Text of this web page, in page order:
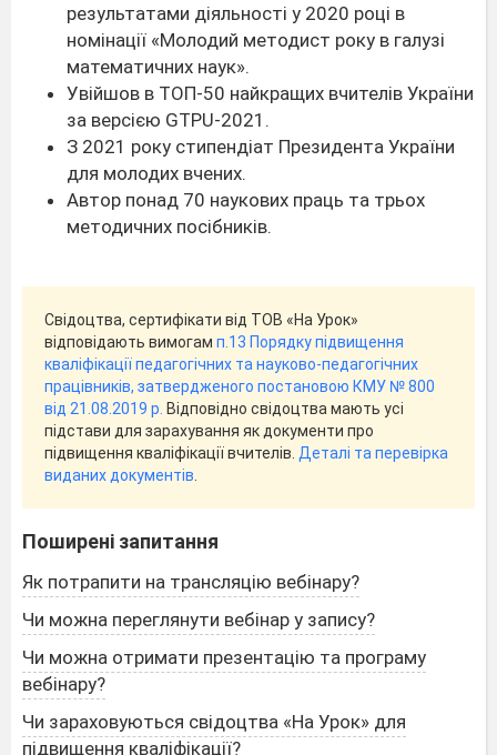
результатами діяльності у 2020 році в
номінації «Молодий методист року в галузі
математичних наук».
Увійшов в ТОП-50 найкращих вчителів України
за версією GTPU-2021.
З 2021 року стипендіат Президента України
для молодих вчених.
Автор понад 70 наукових праць та трьох
методичних посібників.
Свідоцтва, сертифікати від ТОВ «На Урок»
відповідають вимогам п.13 Порядку підвищення
кваліфікації педагогічних та науково-педагогічних
працівників, затвердженого постановою КМУ № 800
від 21.08.2019 р. Відповідно свідоцтва мають усі
підстави для зарахування як документи про
підвищення кваліфікації вчителів. Деталі та перевірка
виданих документів.
Поширені запитання
Як потрапити на трансляцію вебінару?
Чи можна переглянути вебінар у запису?
Чи можна отримати презентацію та програму
вебінару?
Чи зараховуються свідоцтва «На Урок» для
підвищення кваліфікації?